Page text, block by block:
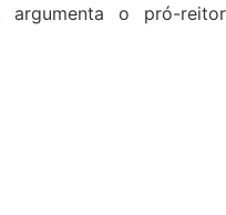
argumenta o pró-reitor